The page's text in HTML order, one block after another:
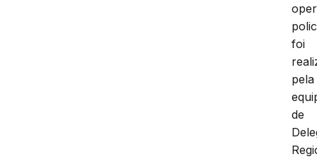
foi
pela
de